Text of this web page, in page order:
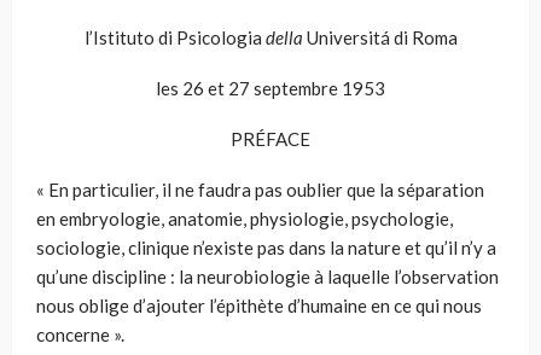
l’Istituto di Psicologia della Universitá di Roma
les 26 et 27 septembre 1953
PRÉFACE
« En particulier, il ne faudra pas oublier que la séparation
en embryologie, anatomie, physiologie, psychologie,
sociologie, clinique n’existe pas dans la nature et qu’il n’y a
qu’une discipline : la neurobiologie à laquelle l’observation
nous oblige d’ajouter l’épithète d’humaine en ce qui nous
concerne ».